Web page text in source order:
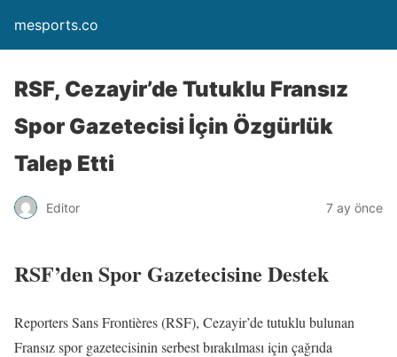
mesports.co
RSF, Cezayir’de Tutuklu Fransız
Spor Gazetecisi İçin Özgürlük
Talep Etti
Editor 7 ay önce
RSF’den Spor Gazetecisine Destek
Reporters Sans Frontières (RSF), Cezayir’de tutuklu bulunan
Fransız spor gazetecisinin serbest bırakılması için çağrıda